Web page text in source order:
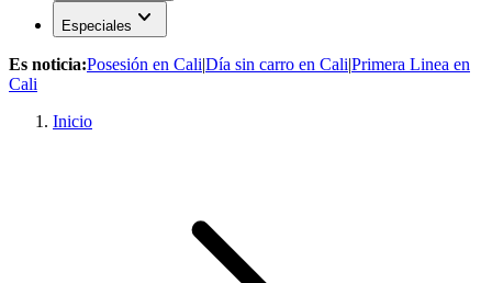
Especiales expand_more
Es noticia:Posesión en Cali|Día sin carro en Cali|Primera Linea en
Cali
Inicio